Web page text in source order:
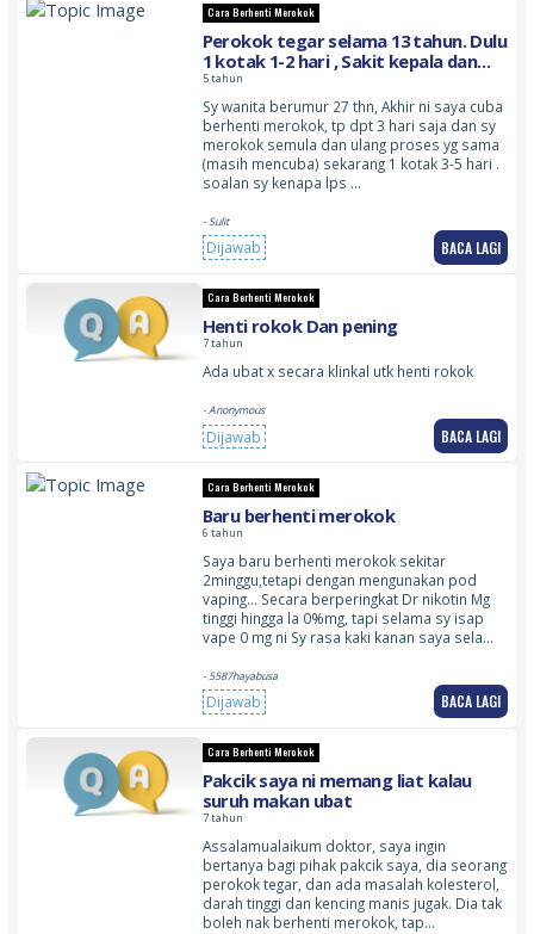
Cara Berhenti Merokok
Perokok tegar selama 13 tahun. Dulu
1 kotak 1-2 hari , Sakit kepala dan
rasa nak pitam
5 tahun
Sy wanita berumur 27 thn, Akhir ni saya cuba
berhenti merokok, tp dpt 3 hari saja dan sy
merokok semula dan ulang proses yg sama
(masih mencuba) sekarang 1 kotak 3-5 hari .
soalan sy kenapa lps …
- Sulit
Dijawab BACA LAGI
Cara Berhenti Merokok
Henti rokok Dan pening
7 tahun
Ada ubat x secara klinkal utk henti rokok
- Anonymous
Dijawab BACA LAGI
Cara Berhenti Merokok
Baru berhenti merokok
6 tahun
Saya baru berhenti merokok sekitar
2minggu,tetapi dengan mengunakan pod
vaping… Secara berperingkat Dr nikotin Mg
tinggi hingga la 0%mg, tapi selama sy isap
vape 0 mg ni Sy rasa kaki kanan saya sela…
- 5587hayabusa
Dijawab BACA LAGI
Cara Berhenti Merokok
Pakcik saya ni memang liat kalau
suruh makan ubat
7 tahun
Assalamualaikum doktor, saya ingin
bertanya bagi pihak pakcik saya, dia seorang
perokok tegar, dan ada masalah kolesterol,
darah tinggi dan kencing manis jugak. Dia tak
boleh nak berhenti merokok, tap…